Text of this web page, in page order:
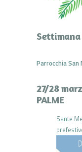
Settimana
Parrocchia
27/28
PALME
Sante